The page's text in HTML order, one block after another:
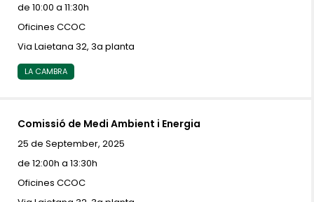
de 10:00 a 11:30h
Oficines CCOC
Via Laietana 32, 3a planta
LA CAMBRA
Comissió de Medi Ambient i Energia
25 de September, 2025
de 12:00h a 13:30h
Oficines CCOC